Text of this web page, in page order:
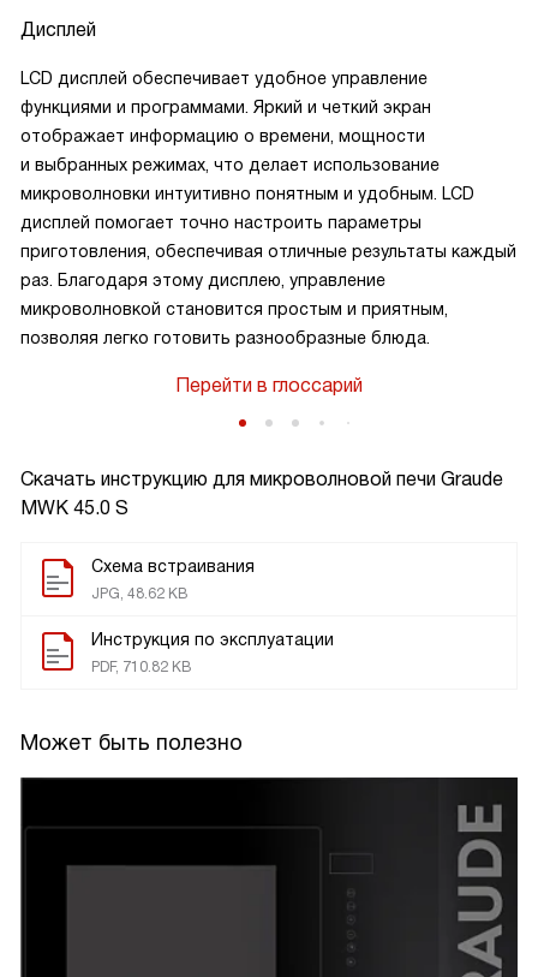
Скачать инструкцию для микроволновой печи Graude
MWK 45.0 S
Схема встраивания
JPG, 48.62 KB
Инструкция по эксплуатации
PDF, 710.82 KB
Может быть полезно
Дисплей
LCD дисплей обеспечивает удобное управление
функциями и программами. Яркий и четкий экран
отображает информацию о времени, мощности
и выбранных режимах, что делает использование
микроволновки интуитивно понятным и удобным. LCD
дисплей помогает точно настроить параметры
приготовления, обеспечивая отличные результаты каждый
раз. Благодаря этому дисплею, управление
микроволновкой становится простым и приятным,
позволяя легко готовить разнообразные блюда.
Перейти в глоссарий